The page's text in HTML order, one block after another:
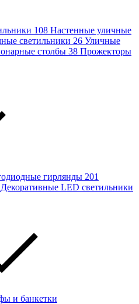
108 Настенные уличные
светильники 26 Уличные
столбы 38 Прожекторы
гирлянды 201
Декоративные LED светильники
и банкетки